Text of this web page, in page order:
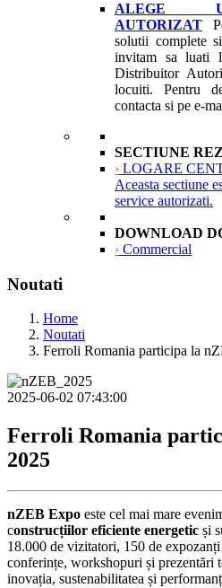
ALEGE
AUTORIZAT
solutii complete
invitam sa luati
Distribuitor
locuiti. Pentru
contacta si pe e-
SECTIUNE
› LOGARE
Aceasta sectiune
service autorizati.
DOWNLOAD
› Commercial
Noutati
Home
Noutati
Ferroli Romania participa la
2025-06-02 07:43:00
Ferroli Romania
2025
nZEB Expo este cel mai mare
construcțiilor eficiente energetic și
18.000 de vizitatori, 150 de
conferințe, workshopuri și prezentări
inovația, sustenabilitatea și